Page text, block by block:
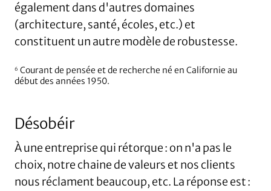
également dans d'autres domaines
(architecture, santé, écoles, etc.) et
constituent un autre modèle de robustesse.
6 Courant de pensée et de recherche né en Californie au
début des années 1950.
Désobéir
À une entreprise qui rétorque : on n'a pas le
choix, notre chaine de valeurs et nos clients
nous réclament beaucoup, etc. La réponse est :